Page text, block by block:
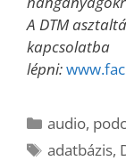
A DTM
kapcsolatba
lépni:
Kategória
audio,
Címkék
adatbázis,